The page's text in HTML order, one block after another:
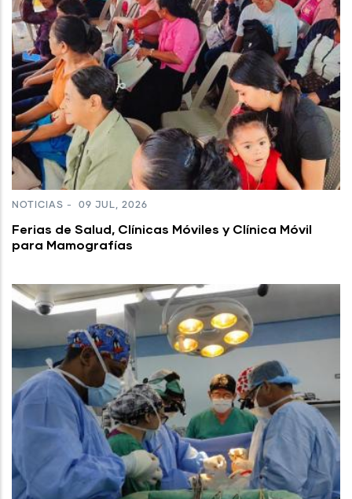
NOTICIAS - 09 JUL, 2026
Ferias de Salud, Clínicas Móviles y Clínica Móvil
para Mamografías